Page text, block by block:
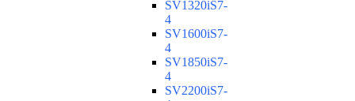
SV1320iS7-
4
SV1600iS7-
4
SV1850iS7-
4
SV2200iS7-